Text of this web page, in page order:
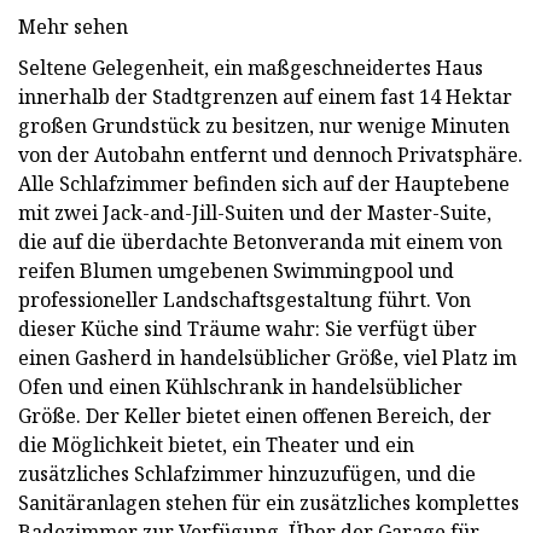
Mehr sehen
Seltene Gelegenheit, ein maßgeschneidertes Haus
innerhalb der Stadtgrenzen auf einem fast 14 Hektar
großen Grundstück zu besitzen, nur wenige Minuten
von der Autobahn entfernt und dennoch Privatsphäre.
Alle Schlafzimmer befinden sich auf der Hauptebene
mit zwei Jack-and-Jill-Suiten und der Master-Suite,
die auf die überdachte Betonveranda mit einem von
reifen Blumen umgebenen Swimmingpool und
professioneller Landschaftsgestaltung führt. Von
dieser Küche sind Träume wahr: Sie verfügt über
einen Gasherd in handelsüblicher Größe, viel Platz im
Ofen und einen Kühlschrank in handelsüblicher
Größe. Der Keller bietet einen offenen Bereich, der
die Möglichkeit bietet, ein Theater und ein
zusätzliches Schlafzimmer hinzuzufügen, und die
Sanitäranlagen stehen für ein zusätzliches komplettes